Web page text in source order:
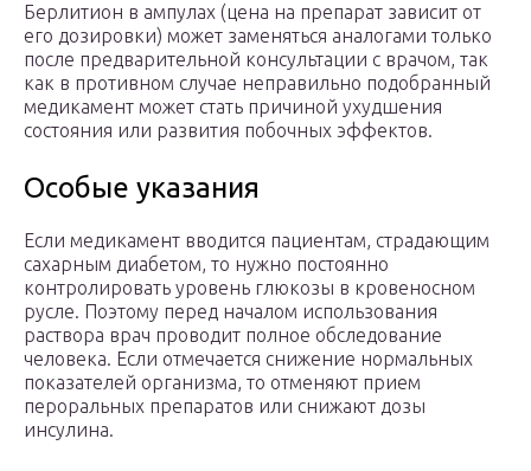
Берлитион в ампулах (цена на препарат зависит от
его дозировки) может заменяться аналогами только
после предварительной консультации с врачом, так
как в противном случае неправильно подобранный
медикамент может стать причиной ухудшения
состояния или развития побочных эффектов.
Особые указания
Если медикамент вводится пациентам, страдающим
сахарным диабетом, то нужно постоянно
контролировать уровень глюкозы в кровеносном
русле. Поэтому перед началом использования
раствора врач проводит полное обследование
человека. Если отмечается снижение нормальных
показателей организма, то отменяют прием
пероральных препаратов или снижают дозы
инсулина.